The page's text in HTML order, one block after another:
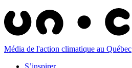
Média de l'action climatique au Québec
S’inspirer